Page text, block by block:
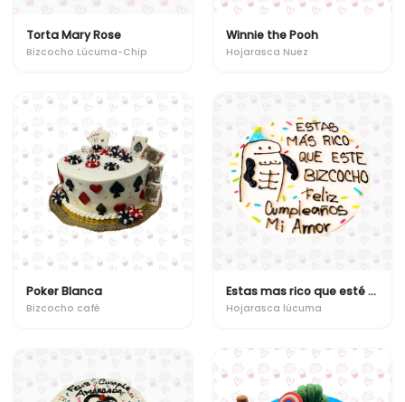
Torta Mary Rose
Bizcocho Lúcuma-Chip
Winnie the Pooh
Hojarasca Nuez
Poker Blanca
Bizcocho café
Estas mas rico que esté bizcocho!
Hojarasca lúcuma